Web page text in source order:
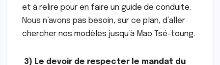
et à relire pour en faire un guide de conduite.
Nous n’avons pas besoin, sur ce plan, d’aller
chercher nos modèles jusqu’à Mao Tsé-toung.
3) Le devoir de respecter le mandat du